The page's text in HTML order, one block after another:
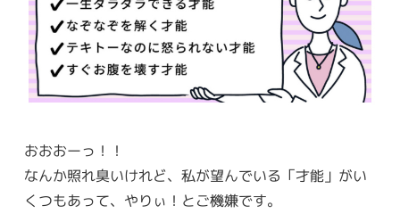
おおおーっ！！
なんか照れ臭いけれど、私が望んでいる「才能」がい
くつもあって、やりぃ！とご機嫌です。